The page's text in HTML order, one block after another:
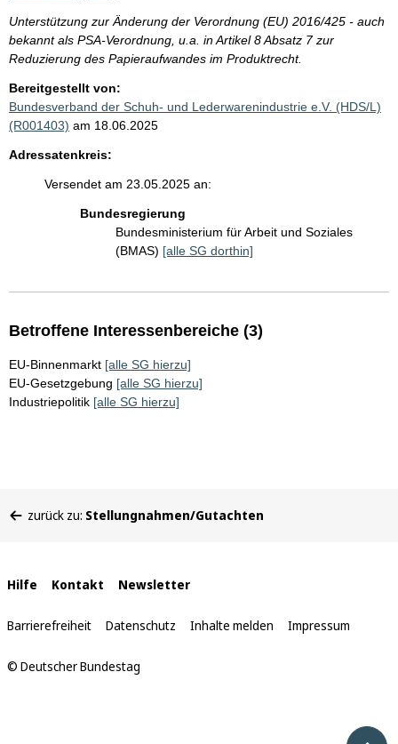
Unterstützung zur Änderung der Verordnung (EU) 2016/425 - auch
bekannt als PSA-Verordnung, u.a. in Artikel 8 Absatz 7 zur
Reduzierung des Papieraufwandes im Produktrecht.
Bereitgestellt von:
Bundesverband der Schuh- und Lederwarenindustrie e.V. (HDS/L)
(R001403) am 18.06.2025
Adressatenkreis:
Versendet am 23.05.2025 an:
Bundesregierung
Bundesministerium für Arbeit und Soziales
(BMAS) [alle SG dorthin]
Betroffene Interessenbereiche (3)
EU-Binnenmarkt [alle SG hierzu]
EU-Gesetzgebung [alle SG hierzu]
Industriepolitik [alle SG hierzu]
befinden
zurück zu: Stellungnahmen/Gutachten
Interne
Links
Hilfe Kontakt Newsletter
Barrierefreiheit Datenschutz Inhalte melden Impressum
© Deutscher Bundestag